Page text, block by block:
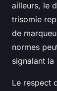
ailleurs, le
trisomie
de
normes
signalant la
Le respect